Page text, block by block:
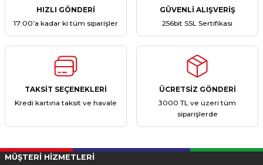
HIZLI GÖNDERİ
17:00’a kadar ki tüm siparişler
GÜVENLİ ALIŞVERİŞ
256bit SSL Sertifikası
TAKSİT SEÇENEKLERİ
Kredi kartına taksit ve havale
ÜCRETSİZ GÖNDERİ
3000 TL ve üzeri tüm
siparişlerde
MÜŞTERİ HİZMETLERİ